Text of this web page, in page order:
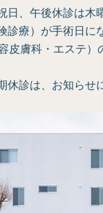
日、午後休診は木
診療）が手術日に
皮膚科・エステ）
休診は、お知らせ